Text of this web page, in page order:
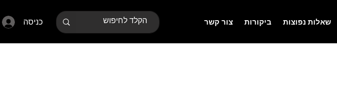
כניסה צור קשר ביקורות שאלות נפוצות